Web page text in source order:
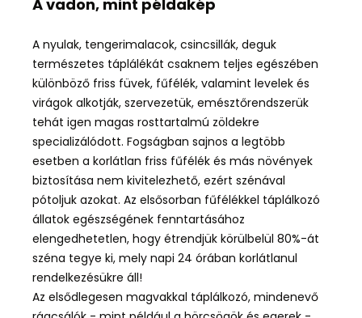
A vadon, mint példakép
A nyulak, tengerimalacok, csincsillák, deguk
természetes táplálékát csaknem teljes egészében
különböző friss füvek, fűfélék, valamint levelek és
virágok alkotják, szervezetük, emésztőrendszerük
tehát igen magas rosttartalmú zöldekre
specializálódott. Fogságban sajnos a legtöbb
esetben a korlátlan friss fűfélék és más növények
biztosítása nem kivitelezhető, ezért szénával
pótoljuk azokat. Az elsősorban fűfélékkel táplálkozó
állatok egészségének fenntartásához
elengedhetetlen, hogy étrendjük körülbelül 80%-át
széna tegye ki, mely napi 24 órában korlátlanul
rendelkezésükre áll!
Az elsődlegesen magvakkal táplálkozó, mindenevő